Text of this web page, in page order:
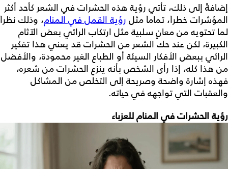
إضافةً إلى ذلك، تأتي رؤية هذه الحشرات في الشعر كأحد أكثر
المؤشرات خطراً، تماماً مثل رؤية القمل في المنام، وذلك نظراً
لما تحتويه من معانٍ سلبية مثل ارتكاب الرائي بعض الآثام
الكبيرة، لكن عند حك الشعر من الحشرات قد يعني هذا تفكير
الرائي ببعض الأفكار السيئة أو الطباع الغير محمودة، والأفضل
من هذا كله، إذا رأى الشخص بأنه ينزع الحشرات من شعره،
فهذه إشارة واضحة وصريحة إلى التخلص من المشاكل
والعقبات التي تواجهه في حياته.
رؤية الحشرات في المنام للعزباء